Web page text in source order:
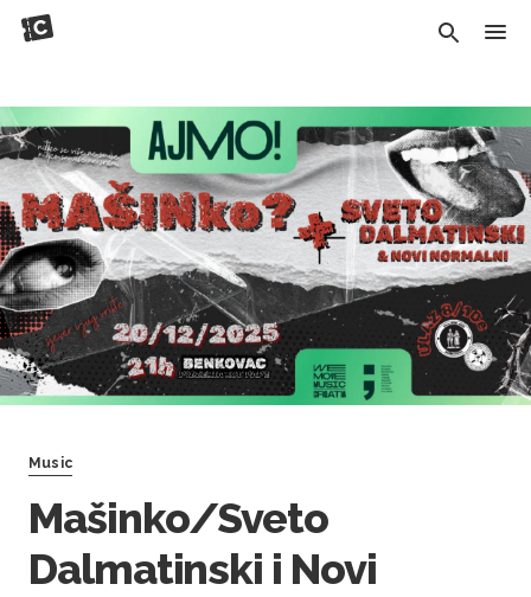
Music
Mašinko/Sveto
Dalmatinski i Novi